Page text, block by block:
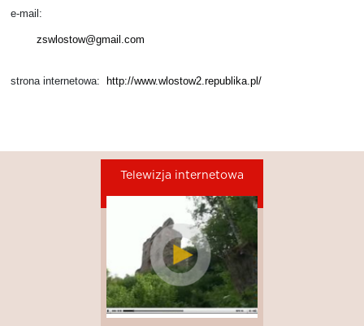
e-mail:
zswlostow@gmail.com
strona internetowa: http://www.wlostow2.republika.pl/
Telewizja internetowa